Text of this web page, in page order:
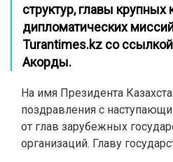
структур, главы крупных
дипломатических
Turantimes.kz со
Акорды.
На имя Президента
поздравления с
от глав зарубежных
организаций. Главу